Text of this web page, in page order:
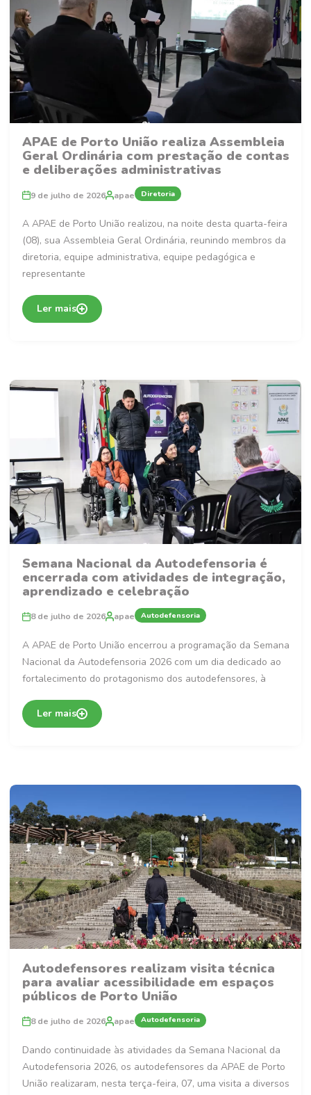
APAE de Porto União realiza Assembleia
Geral Ordinária com prestação de contas
e deliberações administrativas
9 de julho de 2026 apae Diretoria
A APAE de Porto União realizou, na noite desta quarta-feira
(08), sua Assembleia Geral Ordinária, reunindo membros da
diretoria, equipe administrativa, equipe pedagógica e
representante
Ler mais
Semana Nacional da Autodefensoria é
encerrada com atividades de integração,
aprendizado e celebração
8 de julho de 2026 apae Autodefensoria
A APAE de Porto União encerrou a programação da Semana
Nacional da Autodefensoria 2026 com um dia dedicado ao
fortalecimento do protagonismo dos autodefensores, à
Ler mais
Autodefensores realizam visita técnica
para avaliar acessibilidade em espaços
públicos de Porto União
8 de julho de 2026 apae Autodefensoria
Dando continuidade às atividades da Semana Nacional da
Autodefensoria 2026, os autodefensores da APAE de Porto
União realizaram, nesta terça-feira, 07, uma visita a diversos